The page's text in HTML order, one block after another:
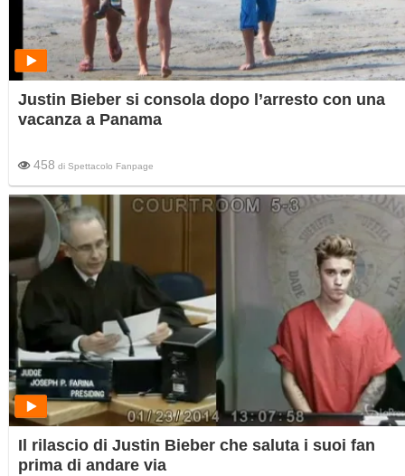
Justin Bieber si consola dopo l’arresto con una
vacanza a Panama
458 di Spettacolo Fanpage
Il rilascio di Justin Bieber che saluta i suoi fan
prima di andare via